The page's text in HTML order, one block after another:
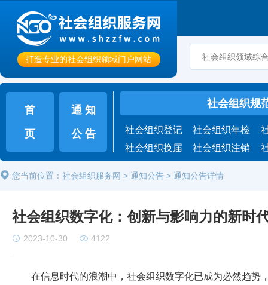
打造专业的社会组织领域门户网站
首
页
通 知
公 告
社会组织规
社会组织登记 社会组织年检
社会组织换届
社会组织注销
您当前位置：社会组织服务网 > 通知公告 > 通知公告详情
社会组织数字化：创新与影响力的新时
2023-10-30 4122
在信息时代的浪潮中，社会组织数字化已成为必然趋势